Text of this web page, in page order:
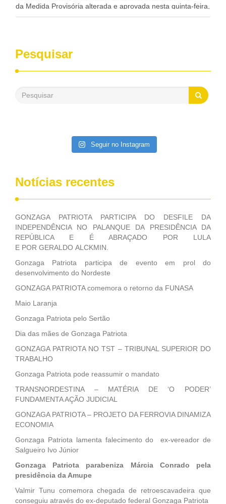
da Medida Provisória alterada e aprovada nesta quinta-feira,
pelo Congresso Nacional. Gonzaga Patriota disse hoje em
desenvolvimento dos seus municípios e, somente o ano
passado, essa Fundação distribuiu mais de três bilhões de
reais, com suas maravilhosas ações, dentre alas, mais de
saneamento básico, em pequenas comunidades rurais.
Patriota disse ainda que, mesmo sem mandato,
Pesquisar
Seguir no Instagram
Notícias recentes
GONZAGA PATRIOTA PARTICIPA DO DESFILE DA
INDEPENDÊNCIA NO PALANQUE DA PRESIDÊNCIA DA
REPÚBLICA E É ABRAÇADO POR LULA
E POR GERALDO ALCKMIN.
Gonzaga Patriota participa de evento em prol do
desenvolvimento do Nordeste
GONZAGA PATRIOTA comemora o retorno da FUNASA
Maio Laranja
Gonzaga Patriota pelo Sertão
Dia das mães de Gonzaga Patriota
GONZAGA PATRIOTA NO TST – TRIBUNAL SUPERIOR DO
TRABALHO
Gonzaga Patriota pode reassumir o mandato
TRANSNORDESTINA – MATÉRIA DE ‘O PODER’
FUNDAMENTA AÇÃO JUDICIAL
GONZAGA PATRIOTA – PROJETO DA FERROVIA DINAMIZA
ECONOMIA
Gonzaga Patriota lamenta falecimento do ex-vereador de
Salgueiro Ivo Júnior
Gonzaga Patriota parabeniza Márcia Conrado pela
presidência da Amupe
Valmir Tunu comemora chegada de retroescavadeira que
conseguiu através do ex-deputado federal Gonzaga Patriota